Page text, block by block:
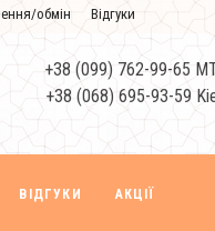
обмін
Відгуки
+38 (099) 762-99-65
+38 (068) 695-93-59
ВІДГУКИ АКЦІЇ